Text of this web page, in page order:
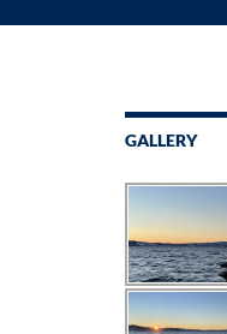
GALLERY